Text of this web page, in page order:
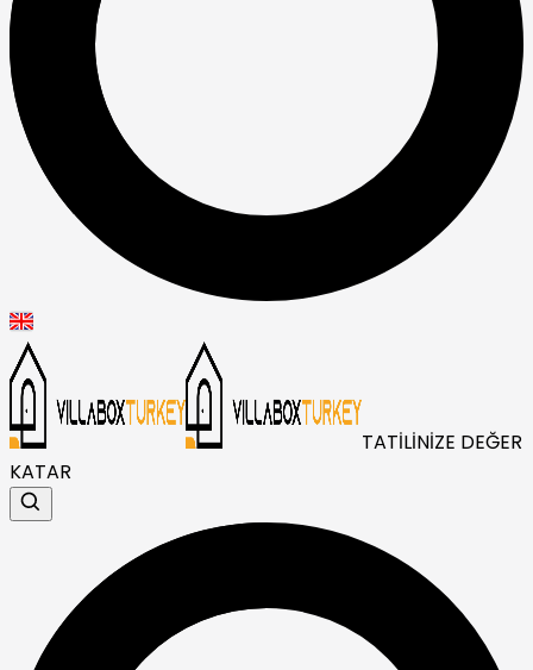
TATİLİNİZE DEĞER
KATAR